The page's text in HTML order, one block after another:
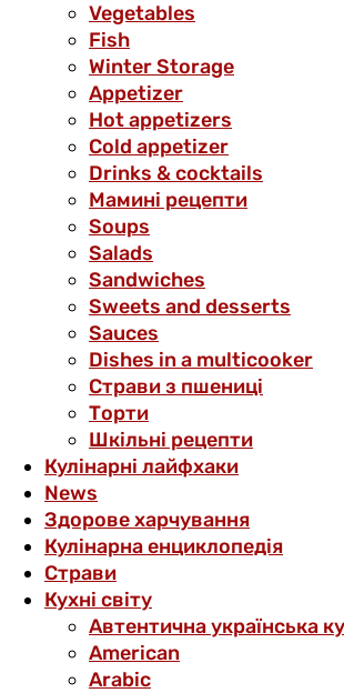
Vegetables
Fish
Winter Storage
Аppetizer
Hot appetizers
Cold appetizer
Drinks & cocktails
Мамині рецепти
Soups
Salads
Sandwiches
Sweets and desserts
Sauces
Dishes in a multicooker
Страви з пшениці
Торти
Шкільні рецепти
Кулінарні лайфхаки
News
Здорове харчування
Кулінарна енциклопедія
Страви
Кухні світу
Автентична українська
American
Arabic